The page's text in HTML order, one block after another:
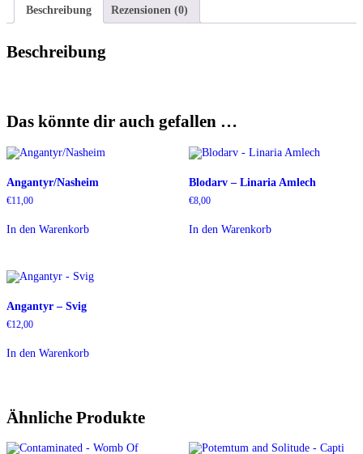
Beschreibung
Rezensionen (0)
Beschreibung
Das könnte dir auch gefallen …
Angantyr/Nasheim
€11,00
In den Warenkorb
Blodarv – Linaria Amlech
€8,00
In den Warenkorb
Angantyr – Svig
€12,00
In den Warenkorb
Ähnliche Produkte